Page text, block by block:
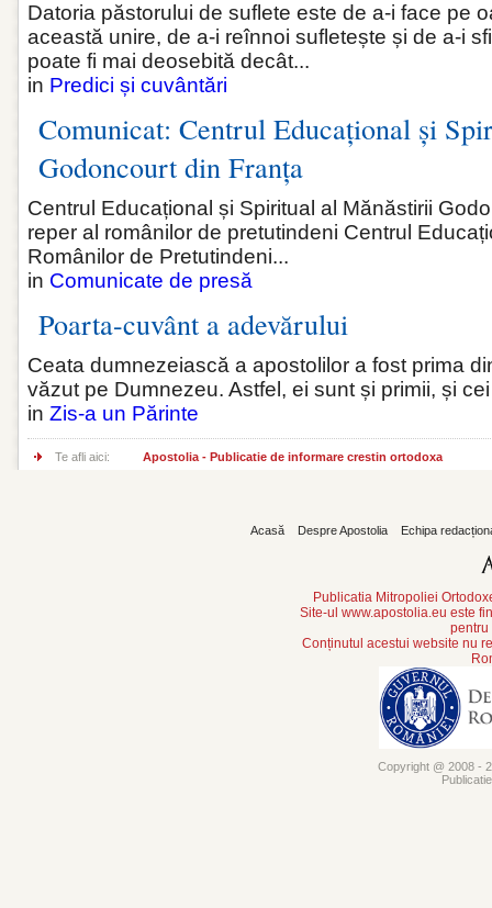
Datoria păstorului de suflete este de a-i face pe
această unire, de a-i reînnoi sufletește și de a-i
poate fi mai deosebită decât...
in Predici și cuvântări
Comunicat: Centrul Educațional și
Godoncourt din Franța
Centrul Educațional și Spiritual al Mănăstirii
reper al românilor de pretutindeni Centrul
Românilor de Pretutindeni...
in Comunicate de presă
Poarta-cuvânt a adevărului
Ceata dumnezeiască a apostolilor a fost prima
văzut pe Dumnezeu. Astfel, ei sunt și primii, și
in Zis-a un Părinte
Te afli aici: Apostolia - Publicatie de informare crestin ortodoxa
Acasă Despre Apostolia Echipa
Publicatia Mitropoliei
Site-ul www.apostolia.eu este
pentru
Conținutul acestui website nu
Copyright @ 2008 -